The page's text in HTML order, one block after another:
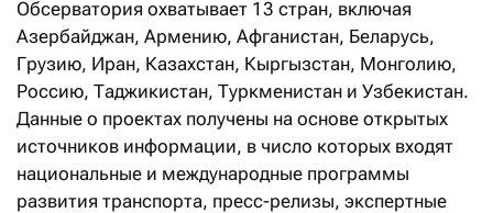
Обсерватория охватывает 13 стран, включая
Азербайджан, Армению, Афганистан, Беларусь,
Грузию, Иран, Казахстан, Кыргызстан, Монголию,
Россию, Таджикистан, Туркменистан и Узбекистан.
Данные о проектах получены на основе открытых
источников информации, в число которых входят
национальные и международные программы
развития транспорта, пресс-релизы, экспертные